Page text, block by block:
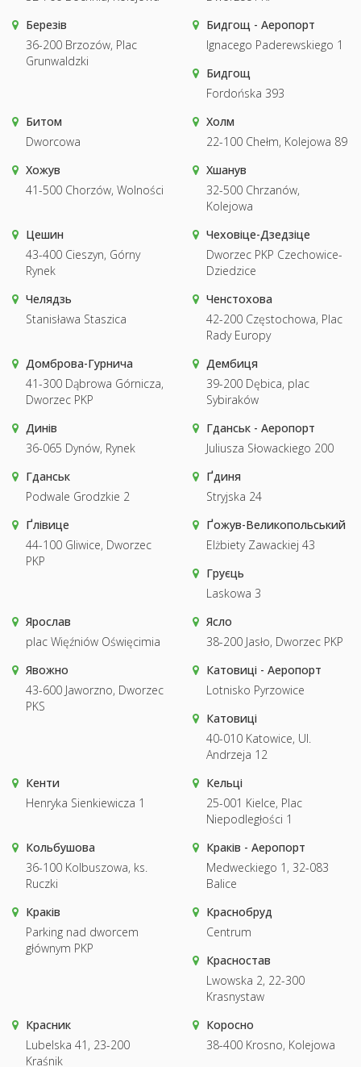
Березів
36-200 Brzozów, Plac
Grunwaldzki
Бидгощ - Аеропорт
Ignacego Paderewskiego 1
Бидгощ
Fordońska 393
Битом
Dworcowa
Холм
22-100 Chełm, Kolejowa 89
Хожув
41-500 Chorzów, Wolności
Хшанув
32-500 Chrzanów,
Kolejowa
Цешин
43-400 Cieszyn, Górny
Rynek
Чеховіце-Дзедзіце
Dworzec PKP Czechowice-
Dziedzice
Челядзь
Stanisława Staszica
Ченстохова
42-200 Częstochowa, Plac
Rady Europy
Домброва-Гурнича
41-300 Dąbrowa Górnicza,
Dworzec PKP
Дембиця
39-200 Dębica, plac
Sybiraków
Динів
36-065 Dynów, Rynek
Гданськ - Аеропорт
Juliusza Słowackiego 200
Гданськ
Podwale Grodzkie 2
Ґдиня
Stryjska 24
Ґлівице
44-100 Gliwice, Dworzec
PKP
Ґожув-Великопольський
Elżbiety Zawackiej 43
Груєць
Laskowa 3
Ярослав
plac Więźniów Oświęcimia
Ясло
38-200 Jasło, Dworzec PKP
Явожно
43-600 Jaworzno, Dworzec
PKS
Катовиці - Аеропорт
Lotnisko Pyrzowice
Катовиці
40-010 Katowice, Ul.
Andrzeja 12
Кенти
Henryka Sienkiewicza 1
Кельці
25-001 Kielce, Plac
Niepodległości 1
Кольбушова
36-100 Kolbuszowa, ks.
Ruczki
Краків - Аеропорт
Medweckiego 1, 32-083
Balice
Краків
Parking nad dworcem
głównym PKP
Краснобруд
Centrum
Красностав
Lwowska 2, 22-300
Krasnystaw
Красник
Lubelska 41, 23-200
Kraśnik
Коросно
38-400 Krosno, Kolejowa